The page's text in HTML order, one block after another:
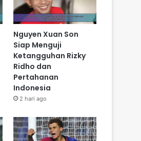
Nguyen Xuan Son
Siap Menguji
Ketangguhan Rizky
Ridho dan
Pertahanan
Indonesia
2 hari ago